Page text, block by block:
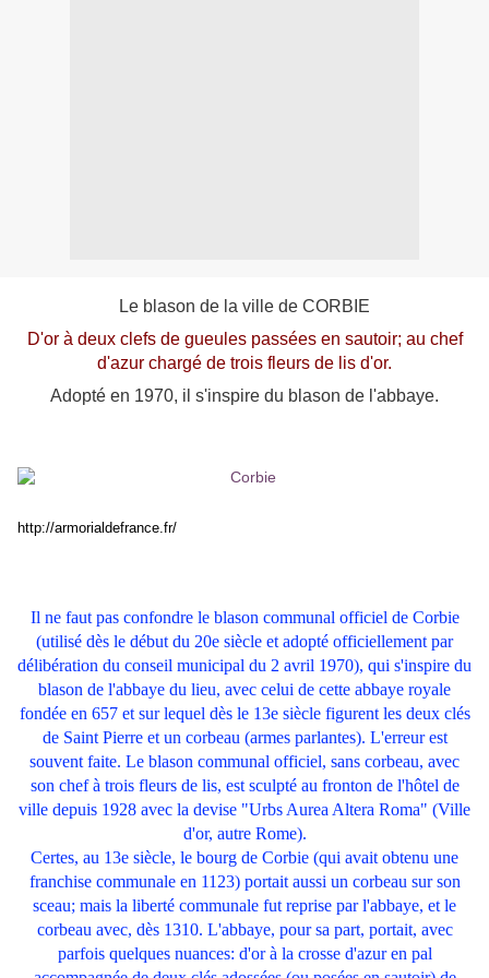
Le blason de la ville de CORBIE
D'or à deux clefs de gueules passées en sautoir; au chef
d'azur chargé de trois fleurs de lis d'or.
Adopté en 1970, il s'inspire du blason de l'abbaye.
http://armorialdefrance.fr/
Il ne faut pas confondre le blason communal officiel de Corbie
(utilisé dès le début du 20e siècle et adopté officiellement par
délibération du conseil municipal du 2 avril 1970), qui s'inspire du
blason de l'abbaye du lieu, avec celui de cette abbaye royale
fondée en 657 et sur lequel dès le 13e siècle figurent les deux clés
de Saint Pierre et un corbeau (armes parlantes). L'erreur est
souvent faite. Le blason communal officiel, sans corbeau, avec
son chef à trois fleurs de lis, est sculpté au fronton de l'hôtel de
ville depuis 1928 avec la devise "Urbs Aurea Altera Roma" (Ville
d'or, autre Rome).
Certes, au 13e siècle, le bourg de Corbie (qui avait obtenu une
franchise communale en 1123) portait aussi un corbeau sur son
sceau; mais la liberté communale fut reprise par l'abbaye, et le
corbeau avec, dès 1310. L'abbaye, pour sa part, portait, avec
parfois quelques nuances: d'or à la crosse d'azur en pal